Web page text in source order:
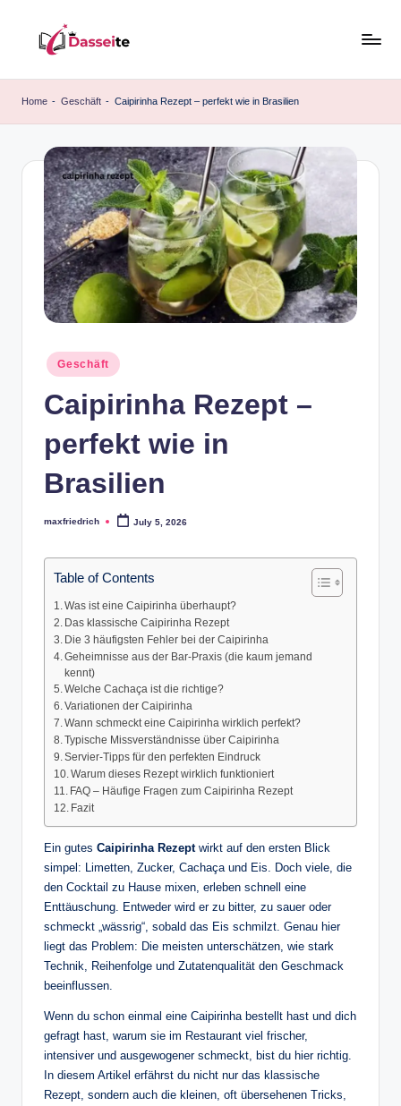
content
a
s
s
Home - Geschäft - Caipirinha Rezept – perfekt wie in Brasilien
Posted
in
Geschäft
Caipirinha Rezept –
perfekt wie in
Brasilien
Posted
maxfriedrich July 5, 2026
Table of Contents
Was ist eine Caipirinha überhaupt?
Das klassische Caipirinha Rezept
Die 3 häufigsten Fehler bei der Caipirinha
Geheimnisse aus der Bar-Praxis (die kaum jemand
kennt)
Welche Cachaça ist die richtige?
Variationen der Caipirinha
Wann schmeckt eine Caipirinha wirklich perfekt?
Typische Missverständnisse über Caipirinha
Servier-Tipps für den perfekten Eindruck
Warum dieses Rezept wirklich funktioniert
FAQ – Häufige Fragen zum Caipirinha Rezept
Fazit
Ein gutes Caipirinha Rezeptwirkt auf den ersten Blick
simpel: Limetten, Zucker, Cachaça und Eis. Doch viele, die
den Cocktail zu Hause mixen, erleben schnell eine
Enttäuschung. Entweder wird er zu bitter, zu sauer oder
schmeckt „wässrig“, sobald das Eis schmilzt. Genau hier
liegt das Problem: Die meisten unterschätzen, wie stark
Technik, Reihenfolge und Zutatenqualität den Geschmack
beeinflussen.
Wenn du schon einmal eine Caipirinha bestellt hast und dich
gefragt hast, warum sie im Restaurant viel frischer,
intensiver und ausgewogener schmeckt, bist du hier richtig.
In diesem Artikel erfährst du nicht nur das klassische
Rezept, sondern auch die kleinen, oft übersehenen Tricks,